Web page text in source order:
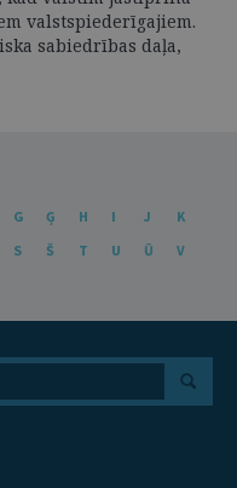
valstspiederīgajiem.
sabiedrības daļa,
G Ģ H I J
K
S Š T U Ū
V